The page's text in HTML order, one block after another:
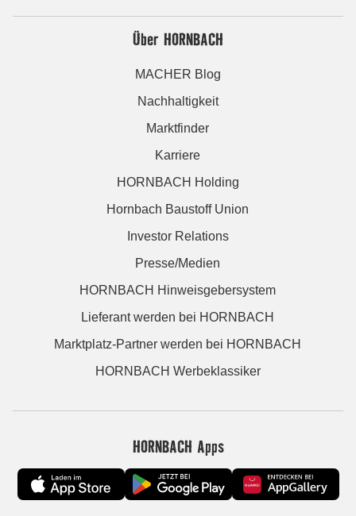
Über HORNBACH
MACHER Blog
Nachhaltigkeit
Marktfinder
Karriere
HORNBACH Holding
Hornbach Baustoff Union
Investor Relations
Presse/Medien
HORNBACH Hinweisgebersystem
Lieferant werden bei HORNBACH
Marktplatz-Partner werden bei HORNBACH
HORNBACH Werbeklassiker
HORNBACH Apps